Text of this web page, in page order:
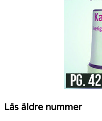
Läs äldre nummer